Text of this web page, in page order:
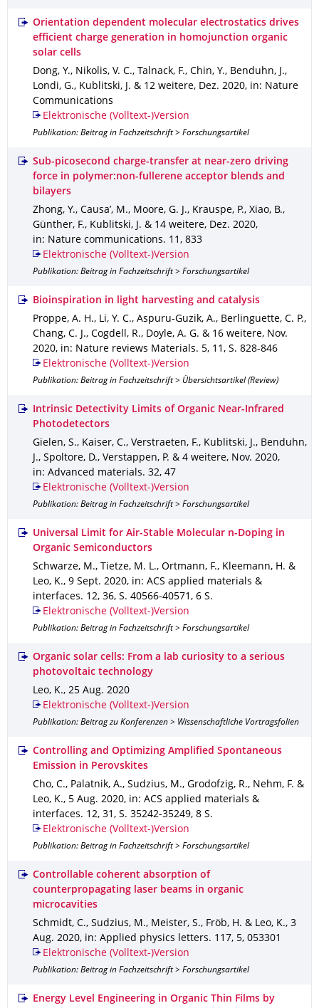
Orientation dependent molecular electrostatics drives
efficient charge generation in homojunction organic
solar cells
Dong, Y., Nikolis, V. C., Talnack, F., Chin, Y., Benduhn, J.,
Londi, G., Kublitski, J. & 12 weitere, Dez. 2020, in: Nature
Communications
Elektronische (Volltext-)Version
Publikation: Beitrag in Fachzeitschrift > Forschungsartikel
Sub-picosecond charge-transfer at near-zero driving
force in polymer:non-fullerene acceptor blends and
bilayers
Zhong, Y., Causa’, M., Moore, G. J., Krauspe, P., Xiao, B.,
Günther, F., Kublitski, J. & 14 weitere, Dez. 2020,
in: Nature communications. 11 , 833
Elektronische (Volltext-)Version
Publikation: Beitrag in Fachzeitschrift > Forschungsartikel
Bioinspiration in light harvesting and catalysis
Proppe, A. H., Li, Y. C., Aspuru-Guzik, A., Berlinguette, C. P.,
Chang, C. J., Cogdell, R., Doyle, A. G. & 16 weitere, Nov.
2020, in: Nature reviews Materials. 5, 11 , S. 828-846
Elektronische (Volltext-)Version
Publikation: Beitrag in Fachzeitschrift > Übersichtsartikel (Review)
Intrinsic Detectivity Limits of Organic Near-Infrared
Photodetectors
Gielen, S., Kaiser, C., Verstraeten, F., Kublitski, J., Benduhn,
J., Spoltore, D., Verstappen, P. & 4 weitere, Nov. 2020,
in: Advanced materials. 32, 47
Elektronische (Volltext-)Version
Publikation: Beitrag in Fachzeitschrift > Forschungsartikel
Universal Limit for Air-Stable Molecular n-Doping in
Organic Semiconductors
Schwarze, M., Tietze, M. L., Ortmann, F., Kleemann, H. &
Leo, K., 9 Sept. 2020, in: ACS applied materials &
interfaces. 12, 36, S. 40566-40571 , 6 S.
Elektronische (Volltext-)Version
Publikation: Beitrag in Fachzeitschrift > Forschungsartikel
Organic solar cells: From a lab curiosity to a serious
photovoltaic technology
Leo, K., 25 Aug. 2020
Elektronische (Volltext-)Version
Publikation: Beitrag zu Konferenzen > Wissenschaftliche Vortragsfolien
Controlling and Optimizing Amplified Spontaneous
Emission in Perovskites
Cho, C., Palatnik, A., Sudzius, M., Grodofzig, R., Nehm, F. &
Leo, K., 5 Aug. 2020, in: ACS applied materials &
interfaces. 12, 31 , S. 35242-35249, 8 S.
Elektronische (Volltext-)Version
Publikation: Beitrag in Fachzeitschrift > Forschungsartikel
Controllable coherent absorption of
counterpropagating laser beams in organic
microcavities
Schmidt, C., Sudzius, M., Meister, S., Fröb, H. & Leo, K., 3
Aug. 2020, in: Applied physics letters. 117, 5, 053301
Elektronische (Volltext-)Version
Publikation: Beitrag in Fachzeitschrift > Forschungsartikel
Energy Level Engineering in Organic Thin Films by